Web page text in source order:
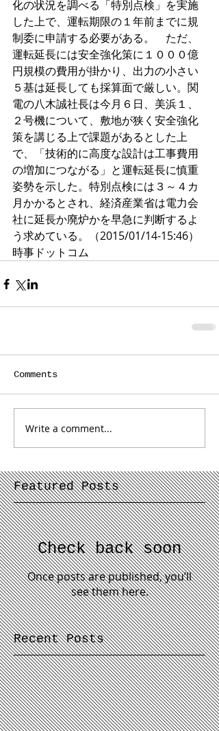
化の状況を調べる「特別点検」を実施
した上で、運転期限の１年前までに規
制委に申請する必要がある。　ただ、
運転延長には安全強化策に１０００億
円規模の費用が掛かり、出力の小さい
５基は延長しても採算面で厳しい。関
電の八木誠社長は今月６日、美浜１、
２号機について、敷地が狭く安全強化
策を講じる上で課題があるとした上
で、「技術的に高度な設計は工事費用
の増加につながる」と運転延長に慎重
姿勢を示した。特別点検には３～４カ
月かかるとされ、経済産業省は電力会
社に延長か廃炉かを早急に判断するよ
う求めている。（2015/01/14-15:46）
時事ドットコム
Comments
Write a comment...
Featured Posts
Check back soon
Once posts are published, you’ll
see them here.
Recent Posts